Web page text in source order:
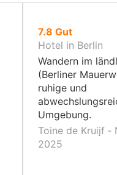
7.8von
10,
Gut
Hotel in Berlin
Wandern im
(Berliner
ruhige und
Umgebung.
Toine de Kruijf ‐
2025